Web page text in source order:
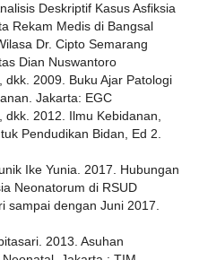
Deskriptif Kasus Asfiksia
Rekam Medis di Bangsal
Dr. Cipto Semarang
Dian Nuswantoro
2009. Buku Ajar Patologi
Jakarta: EGC
dkk. 2012. Ilmu Kebidanan,
Pendudikan Bidan, Ed 2.
Ike Yunia. 2017. Hubungan
Neonatorum di RSUD
sampai dengan Juni 2017.
2013. Asuhan